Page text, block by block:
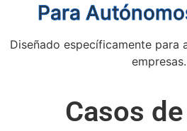
Para
Diseñado específicamente para
empresas.
Casos